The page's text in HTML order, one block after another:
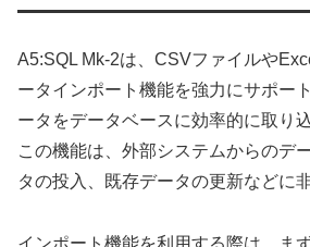
A5:SQL Mk-2は、CSVファイルや
ータインポート機能を強力にサポー
ータをデータベースに効率的に取り
この機能は、外部システムからのデ
タの投入、既存データの更新などに
インポート機能を利用する際は、ま